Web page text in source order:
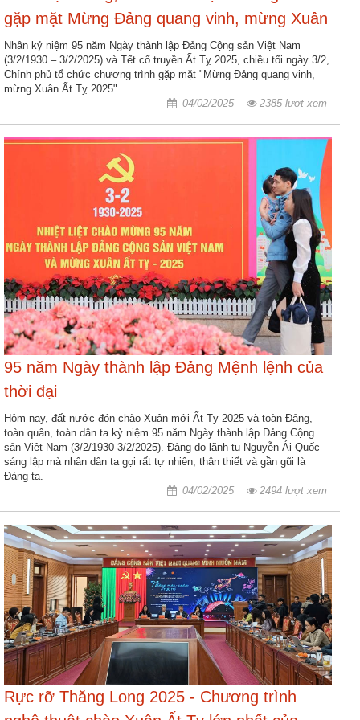
gặp mặt Mừng Đảng quang vinh, mừng Xuân
Ất Tỵ 2025
Nhân kỷ niệm 95 năm Ngày thành lập Đảng Cộng sản Việt Nam
(3/2/1930 – 3/2/2025) và Tết cổ truyền Ất Tỵ 2025, chiều tối ngày 3/2,
Chính phủ tổ chức chương trình gặp mặt "Mừng Đảng quang vinh,
mừng Xuân Ất Tỵ 2025".
04/02/2025
2385 lượt xem
95 năm Ngày thành lập Đảng Mệnh lệnh của
thời đại
Hôm nay, đất nước đón chào Xuân mới Ất Tỵ 2025 và toàn Đảng,
toàn quân, toàn dân ta kỷ niệm 95 năm Ngày thành lập Đảng Cộng
sản Việt Nam (3/2/1930-3/2/2025). Đảng do lãnh tụ Nguyễn Ái Quốc
sáng lập mà nhân dân ta gọi rất tự nhiên, thân thiết và gần gũi là
Đảng ta.
04/02/2025
2494 lượt xem
Rực rỡ Thăng Long 2025 - Chương trình